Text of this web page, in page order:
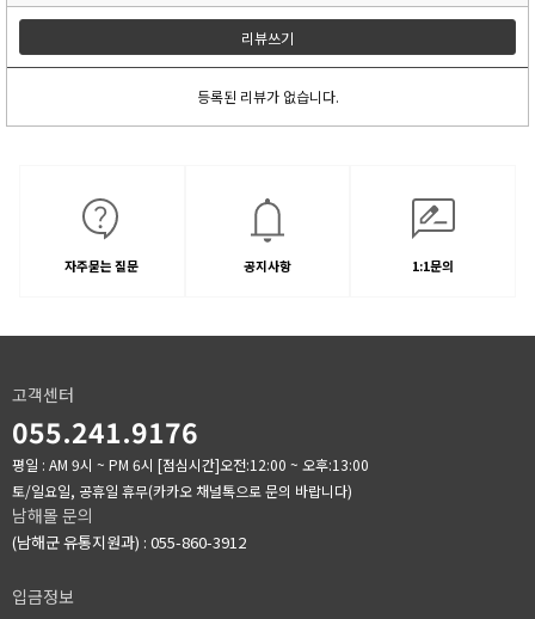
리뷰쓰기
등록된 리뷰가 없습니다.
자주묻는 질문 공지사항 1:1문의
고객센터
055.241.9176
평일 : AM 9시 ~ PM 6시 [점심시간]오전:12:00 ~ 오후:13:00
토/일요일, 공휴일 휴무(카카오 채널톡으로 문의 바랍니다)
남해몰 문의
(남해군 유통지원과) : 055-860-3912
입금정보